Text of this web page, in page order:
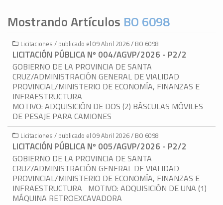
Mostrando Artículos BO 6098
Licitaciones / publicado el 09 Abril 2026 / BO 6098
LICITACIÓN PÚBLICA Nº 004/AGVP/2026 - P2/2
GOBIERNO DE LA PROVINCIA DE SANTA
CRUZ/ADMINISTRACIÓN GENERAL DE VIALIDAD
PROVINCIAL/MINISTERIO DE ECONOMÍA, FINANZAS E
INFRAESTRUCTURA
MOTIVO: ADQUISICIÓN DE DOS (2) BÁSCULAS MÓVILES
DE PESAJE PARA CAMIONES
Licitaciones / publicado el 09 Abril 2026 / BO 6098
LICITACIÓN PÚBLICA Nº 005/AGVP/2026 - P2/2
GOBIERNO DE LA PROVINCIA DE SANTA
CRUZ/ADMINISTRACIÓN GENERAL DE VIALIDAD
PROVINCIAL/MINISTERIO DE ECONOMÍA, FINANZAS E
INFRAESTRUCTURA MOTIVO: ADQUISICIÓN DE UNA (1)
MÁQUINA RETROEXCAVADORA